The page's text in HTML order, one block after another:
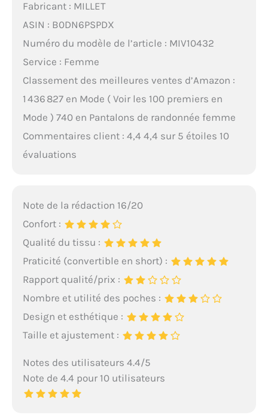
Fabricant : MILLET
ASIN : B0DN6PSPDX
Numéro du modèle de l’article : MIV10432
Service : Femme
Classement des meilleures ventes d’Amazon :
1 436 827 en Mode ( Voir les 100 premiers en
Mode ) 740 en Pantalons de randonnée femme
Commentaires client : 4,4 4,4 sur 5 étoiles 10
évaluations
Note de la rédaction 16/20
Confort :
Qualité du tissu :
Praticité (convertible en short) :
Rapport qualité/prix :
Nombre et utilité des poches :
Design et esthétique :
Taille et ajustement :
Notes des utilisateurs 4.4/5
Note de 4.4 pour 10 utilisateurs